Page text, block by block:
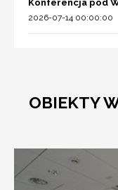
Konferencja pod
2026-07-14 00:00:00
OBIEKTY